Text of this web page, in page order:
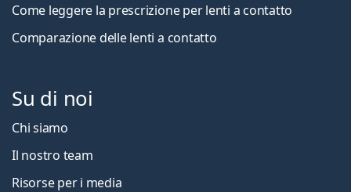
Come leggere la prescrizione per lenti a contatto
Comparazione delle lenti a contatto
Su di noi
Chi siamo
Il nostro team
Risorse per i media